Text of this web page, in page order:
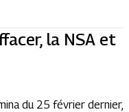
la NSA et
du 25 février dernier,